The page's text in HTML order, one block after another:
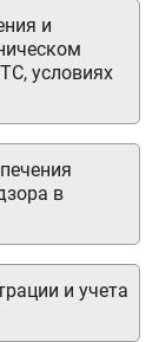
и учета
и
условиях
в